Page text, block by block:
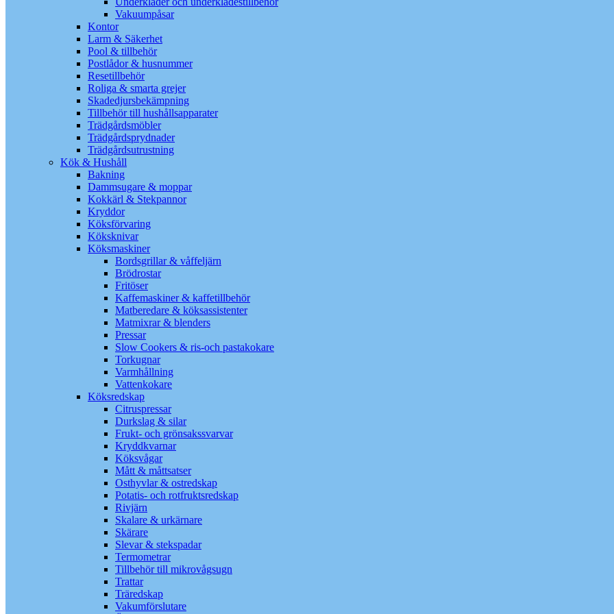
Vakuumpåsar
Kontor
Larm & Säkerhet
Pool & tillbehör
Postlådor & husnummer
Resetillbehör
Roliga & smarta grejer
Skadedjursbekämpning
Tillbehör till hushållsapparater
Trädgårdsmöbler
Trädgårdsprydnader
Trädgårdsutrustning
Kök & Hushåll
Bakning
Dammsugare & moppar
Kokkärl & Stekpannor
Kryddor
Köksförvaring
Köksknivar
Köksmaskiner
Bordsgrillar & våffeljärn
Brödrostar
Fritöser
Kaffemaskiner & kaffetillbehör
Matberedare & köksassistenter
Matmixrar & blenders
Pressar
Slow Cookers & ris-och pastakokare
Torkugnar
Varmhållning
Vattenkokare
Köksredskap
Citruspressar
Durkslag & silar
Frukt- och grönsakssvarvar
Kryddkvarnar
Köksvågar
Mått & måttsatser
Osthyvlar & ostredskap
Potatis- och rotfruktsredskap
Rivjärn
Skalare & urkärnare
Skärare
Slevar & stekspadar
Termometrar
Tillbehör till mikrovågsugn
Trattar
Träredskap
Vakumförslutare